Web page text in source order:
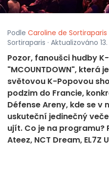
Podle Caroline de Sortiraparis
Sortiraparis · Aktualizováno
Pozor, fanoušci hudby
"MCOUNTDOWN", která
světovou K-Popovou
podzim do Francie,
Défense Areny, kde se v
uskuteční jedinečný
ujít. Co je na programu?
Ateez, NCT Dream, EL7Z